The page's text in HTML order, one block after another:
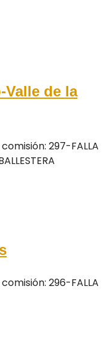
Valle de la
297-FALLA
296-FALLA